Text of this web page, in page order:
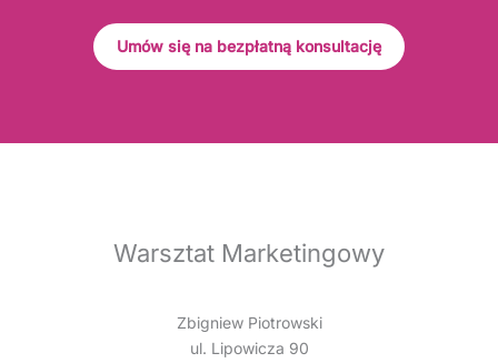
Umów się na bezpłatną konsultację
Warsztat Marketingowy
Zbigniew Piotrowski
ul. Lipowicza 90